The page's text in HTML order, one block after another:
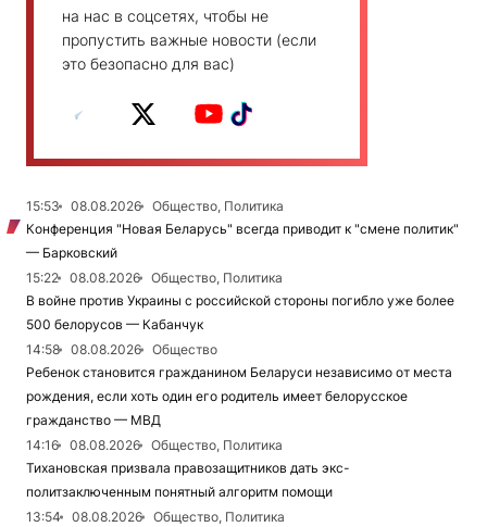
на нас в соцсетях, чтобы не
пропустить важные новости (если
это безопасно для вас)
15:53 08.08.2026
Общество, Политика
Конференция "Новая Беларусь" всегда приводит к "смене политик"
— Барковский
15:22
08.08.2026
Общество, Политика
В войне против Украины с российской стороны погибло уже более
500 белорусов — Кабанчук
14:58
08.08.2026
Общество
Ребенок становится гражданином Беларуси независимо от места
рождения, если хоть один его родитель имеет белорусское
гражданство — МВД
14:16
08.08.2026
Общество, Политика
Тихановская призвала правозащитников дать экс-
политзаключенным понятный алгоритм помощи
13:54
08.08.2026
Общество, Политика